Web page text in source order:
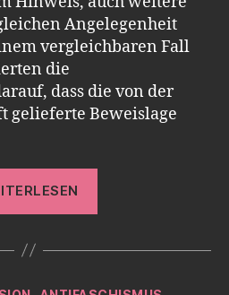
Angelegenheit
vergleichbaren Fall
die
dass die von der
gelieferte Beweislage
Urteil“
Kategorien